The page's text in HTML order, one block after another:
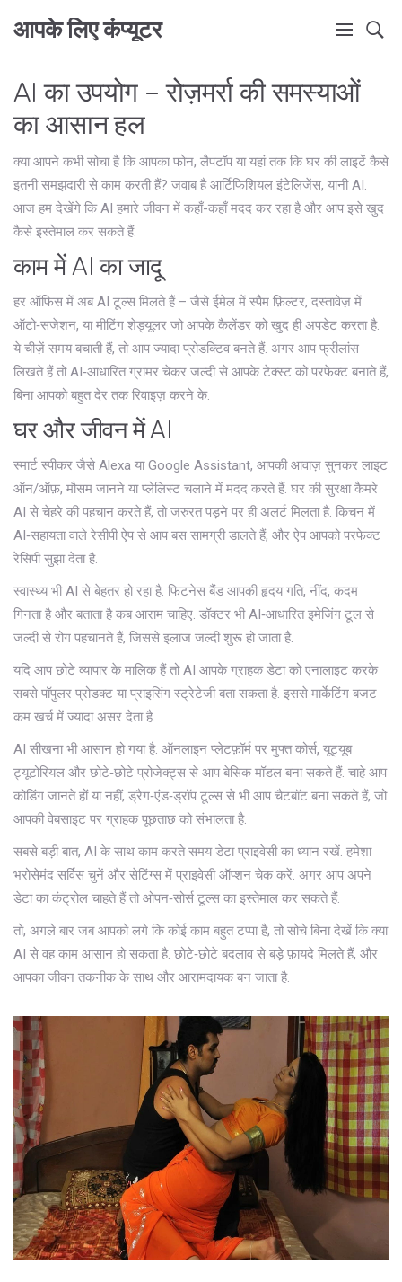
आपके लिए कंप्यूटर
AI का उपयोग – रोज़मर्रा की समस्याओं
का आसान हल
क्या आपने कभी सोचा है कि आपका फोन, लैपटॉप या यहां तक कि घर की लाइटें कैसे
इतनी समझदारी से काम करती हैं? जवाब है आर्टिफिशियल इंटेलिजेंस, यानी AI.
आज हम देखेंगे कि AI हमारे जीवन में कहाँ-कहाँ मदद कर रहा है और आप इसे खुद
कैसे इस्तेमाल कर सकते हैं.
काम में AI का जादू
हर ऑफिस में अब AI टूल्स मिलते हैं – जैसे ईमेल में स्पैम फ़िल्टर, दस्तावेज़ में
ऑटो‑सजेशन, या मीटिंग शेड्यूलर जो आपके कैलेंडर को खुद ही अपडेट करता है.
ये चीज़ें समय बचाती हैं, तो आप ज्यादा प्रोडक्टिव बनते हैं. अगर आप फ्रीलांस
लिखते हैं तो AI‑आधारित ग्रामर चेकर जल्दी से आपके टेक्स्ट को परफेक्ट बनाते हैं,
बिना आपको बहुत देर तक रिवाइज़ करने के.
घर और जीवन में AI
स्मार्ट स्पीकर जैसे Alexa या Google Assistant, आपकी आवाज़ सुनकर लाइट
ऑन/ऑफ़, मौसम जानने या प्लेलिस्ट चलाने में मदद करते हैं. घर की सुरक्षा कैमरे
AI से चेहरे की पहचान करते हैं, तो जरुरत पड़ने पर ही अलर्ट मिलता है. किचन में
AI‑सहायता वाले रेसीपी ऐप से आप बस सामग्री डालते हैं, और ऐप आपको परफेक्ट
रेसिपी सुझा देता है.
स्वास्थ्य भी AI से बेहतर हो रहा है. फिटनेस बैंड आपकी हृदय गति, नींद, कदम
गिनता है और बताता है कब आराम चाहिए. डॉक्टर भी AI‑आधारित इमेजिंग टूल से
जल्दी से रोग पहचानते हैं, जिससे इलाज जल्दी शुरू हो जाता है.
यदि आप छोटे व्यापार के मालिक हैं तो AI आपके ग्राहक डेटा को एनालाइट करके
सबसे पॉपुलर प्रोडक्ट या प्राइसिंग स्ट्रेटेजी बता सकता है. इससे मार्केटिंग बजट
कम खर्च में ज्यादा असर देता है.
AI सीखना भी आसान हो गया है. ऑनलाइन प्लेटफ़ॉर्म पर मुफ्त कोर्स, यूट्यूब
ट्यूटोरियल और छोटे‑छोटे प्रोजेक्ट्स से आप बेसिक मॉडल बना सकते हैं. चाहे आप
कोडिंग जानते हों या नहीं, ड्रैग‑एंड‑ड्रॉप टूल्स से भी आप चैटबॉट बना सकते हैं, जो
आपकी वेबसाइट पर ग्राहक पूछताछ को संभालता है.
सबसे बड़ी बात, AI के साथ काम करते समय डेटा प्राइवेसी का ध्यान रखें. हमेशा
भरोसेमंद सर्विस चुनें और सेटिंग्स में प्राइवेसी ऑप्शन चेक करें. अगर आप अपने
डेटा का कंट्रोल चाहते हैं तो ओपन‑सोर्स टूल्स का इस्तेमाल कर सकते हैं.
तो, अगले बार जब आपको लगे कि कोई काम बहुत टप्पा है, तो सोचे बिना देखें कि क्या
AI से वह काम आसान हो सकता है. छोटे‑छोटे बदलाव से बड़े फ़ायदे मिलते हैं, और
आपका जीवन तकनीक के साथ और आरामदायक बन जाता है.